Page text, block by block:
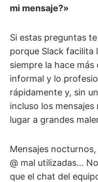
mi mensaje?»
Si estas preguntas
porque Slack facilita
siempre la hace
informal y lo
rápidamente y, sin
incluso los
lugar a grandes
Mensajes
@ mal utilizadas...
que el chat del